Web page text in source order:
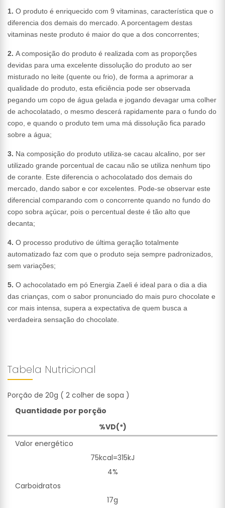
1. O produto é enriquecido com 9 vitaminas, característica que o
diferencia dos demais do mercado. A porcentagem destas
vitaminas neste produto é maior do que a dos concorrentes;
2. A composição do produto é realizada com as proporções
devidas para uma excelente dissolução do produto ao ser
misturado no leite (quente ou frio), de forma a aprimorar a
qualidade do produto, esta eficiência pode ser observada
pegando um copo de água gelada e jogando devagar uma colher
de achocolatado, o mesmo descerá rapidamente para o fundo do
copo, e quando o produto tem uma má dissolução fica parado
sobre a água;
3. Na composição do produto utiliza-se cacau alcalino, por ser
utilizado grande porcentual de cacau não se utiliza nenhum tipo
de corante. Este diferencia o achocolatado dos demais do
mercado, dando sabor e cor excelentes. Pode-se observar este
diferencial comparando com o concorrente quando no fundo do
copo sobra açúcar, pois o percentual deste é tão alto que
decanta;
4. O processo produtivo de última geração totalmente
automatizado faz com que o produto seja sempre padronizados,
sem variações;
5. O achocolatado em pó Energia Zaeli é ideal para o dia a dia
das crianças, com o sabor pronunciado do mais puro chocolate e
cor mais intensa, supera a expectativa de quem busca a
verdadeira sensação do chocolate.
Tabela Nutricional
Porção de 20g ( 2 colher de sopa )
Quantidade por porção
%VD(*)
Valor energético
75kcal=315kJ
4%
Carboidratos
17g